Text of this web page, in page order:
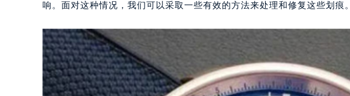
响。面对这种情况，我们可以采取一些有效的方法来处理和修复这些划痕。